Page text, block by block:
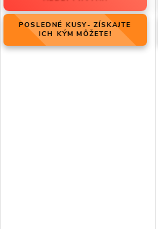
POSLEDNÉ KUSY- ZÍSKAJTE
ICH KÝM MÔŽETE!